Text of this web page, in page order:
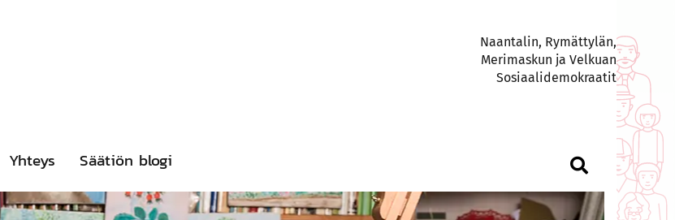
Naantalin, Rymättylän,
Merimaskun ja Velkuan
Sosiaalidemokraatit
Yhteys Säätiön blogi